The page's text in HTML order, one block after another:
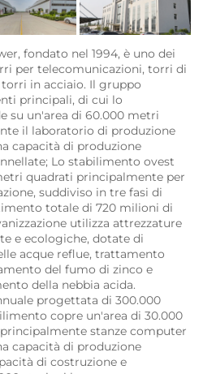
fondato nel 1994, è uno dei
per telecomunicazioni, torri di
in acciaio. Il gruppo
principali, di cui lo
su un'area di 60.000 metri
il laboratorio di produzione
capacità di produzione
Lo stabilimento ovest
quadrati principalmente per
suddiviso in tre fasi di
totale di 720 milioni di
utilizza attrezzature
e ecologiche, dotate di
acque reflue, trattamento
del fumo di zinco e
della nebbia acida.
progettata di 300.000
copre un'area di 30.000
stanze computer
capacità di produzione
di costruzione e